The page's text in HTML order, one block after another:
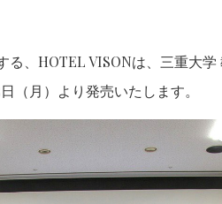
、HOTEL VISONは、三重大
（月）より発売いたします。